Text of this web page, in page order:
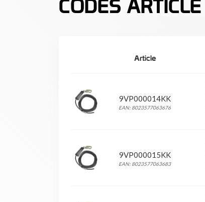
CODES ARTICLE
Article
9VP000014KK
EAN: 8023577063676
9VP000015KK
EAN: 8023577063683